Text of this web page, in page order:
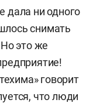
дала ни одного
снимать
это же
говорит
что люди